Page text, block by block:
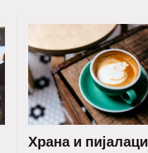
Храна и пијалаци